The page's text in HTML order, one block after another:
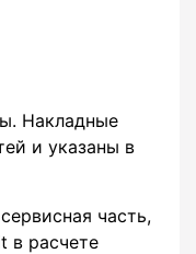
Накладные
и указаны в
часть,
в расчете